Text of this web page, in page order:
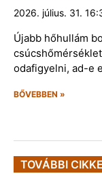
2026. július. 31.
Újabb hőhullám
odafigyelni, ad-e
BŐVEBBEN »
TOVÁBBI